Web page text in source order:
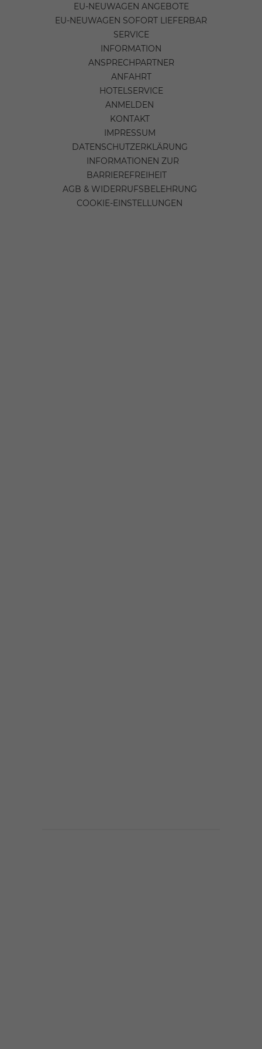
EU-NEUWAGEN ANGEBOTE
EU-NEUWAGEN SOFORT LIEFERBAR
SERVICE
INFORMATION
ANSPRECHPARTNER
ANFAHRT
HOTELSERVICE
ANMELDEN
KONTAKT
IMPRESSUM
DATENSCHUTZERKLÄRUNG
INFORMATIONEN ZUR
BARRIEREFREIHEIT
AGB & WIDERRUFSBELEHRUNG
COOKIE-EINSTELLUNGEN